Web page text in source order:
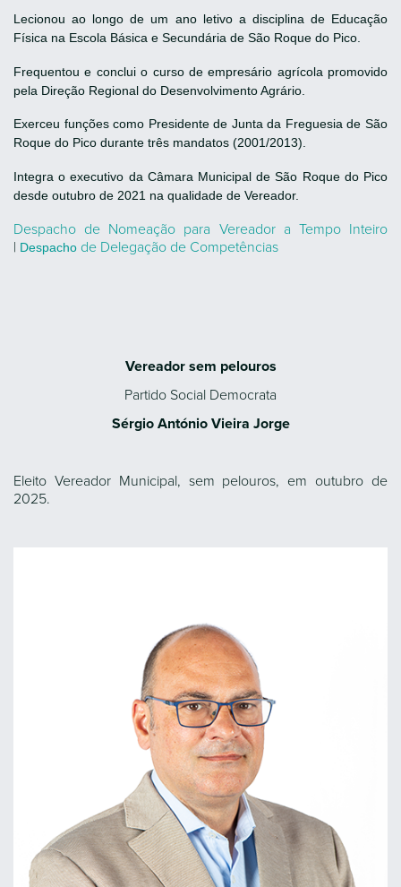
Lecionou ao longo de um ano letivo a disciplina de Educação
Física na Escola Básica e Secundária de São Roque do Pico.
Frequentou e conclui o curso de empresário agrícola promovido
pela Direção Regional do Desenvolvimento Agrário.
Exerceu funções como Presidente de Junta da Freguesia de São
Roque do Pico durante três mandatos (2001/2013).
Integra o executivo da Câmara Municipal de São Roque do Pico
desde outubro de 2021 na qualidade de Vereador.
Despacho de Nomeação para Vereador a Tempo Inteiro
| Despacho de Delegação de Competências
Vereador sem pelouros
Partido Social Democrata
Sérgio António Vieira Jorge
Eleito Vereador Municipal, sem pelouros, em outubro de
2025.